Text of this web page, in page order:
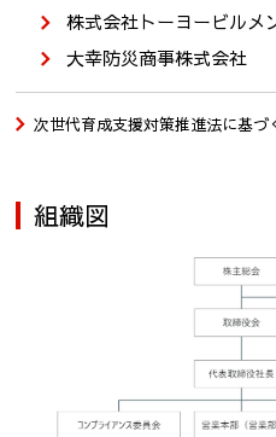
株式会社トーヨービルメ
大幸防災商事株式会社
次世代育成支援対策推進法に基
組織図